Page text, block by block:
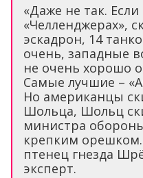
«Даже не так.
«Челленджерах»,
эскадрон, 14
очень, западные
не очень хорошо
Самые лучшие –
Но американцы
Шольца, Шольц
министра
крепким
птенец гнезда
эксперт.